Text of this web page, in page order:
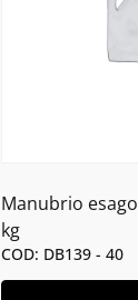
Manubrio
kg
COD: DB139 - 40